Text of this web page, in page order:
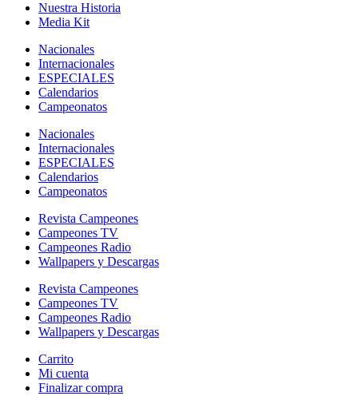
Nuestra Historia
Media Kit
Nacionales
Internacionales
ESPECIALES
Calendarios
Campeonatos
Nacionales
Internacionales
ESPECIALES
Calendarios
Campeonatos
Revista Campeones
Campeones TV
Campeones Radio
Wallpapers y Descargas
Revista Campeones
Campeones TV
Campeones Radio
Wallpapers y Descargas
Carrito
Mi cuenta
Finalizar compra